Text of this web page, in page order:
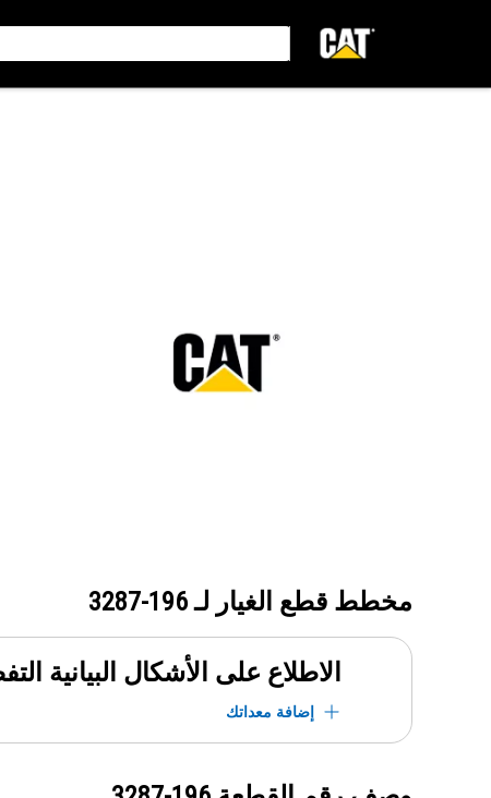
مخطط قطع الغيار لـ196-3287
الاطلاع على الأشكال البيانية
إضافة معداتك